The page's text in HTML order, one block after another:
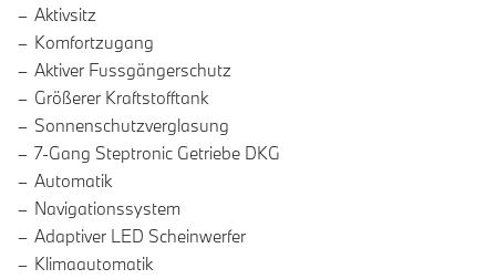
Aktivsitz
Komfortzugang
Aktiver Fussgängerschutz
Größerer Kraftstofftank
Sonnenschutzverglasung
7-Gang Steptronic Getriebe DKG
Automatik
Navigationssystem
Adaptiver LED Scheinwerfer
Klimaautomatik